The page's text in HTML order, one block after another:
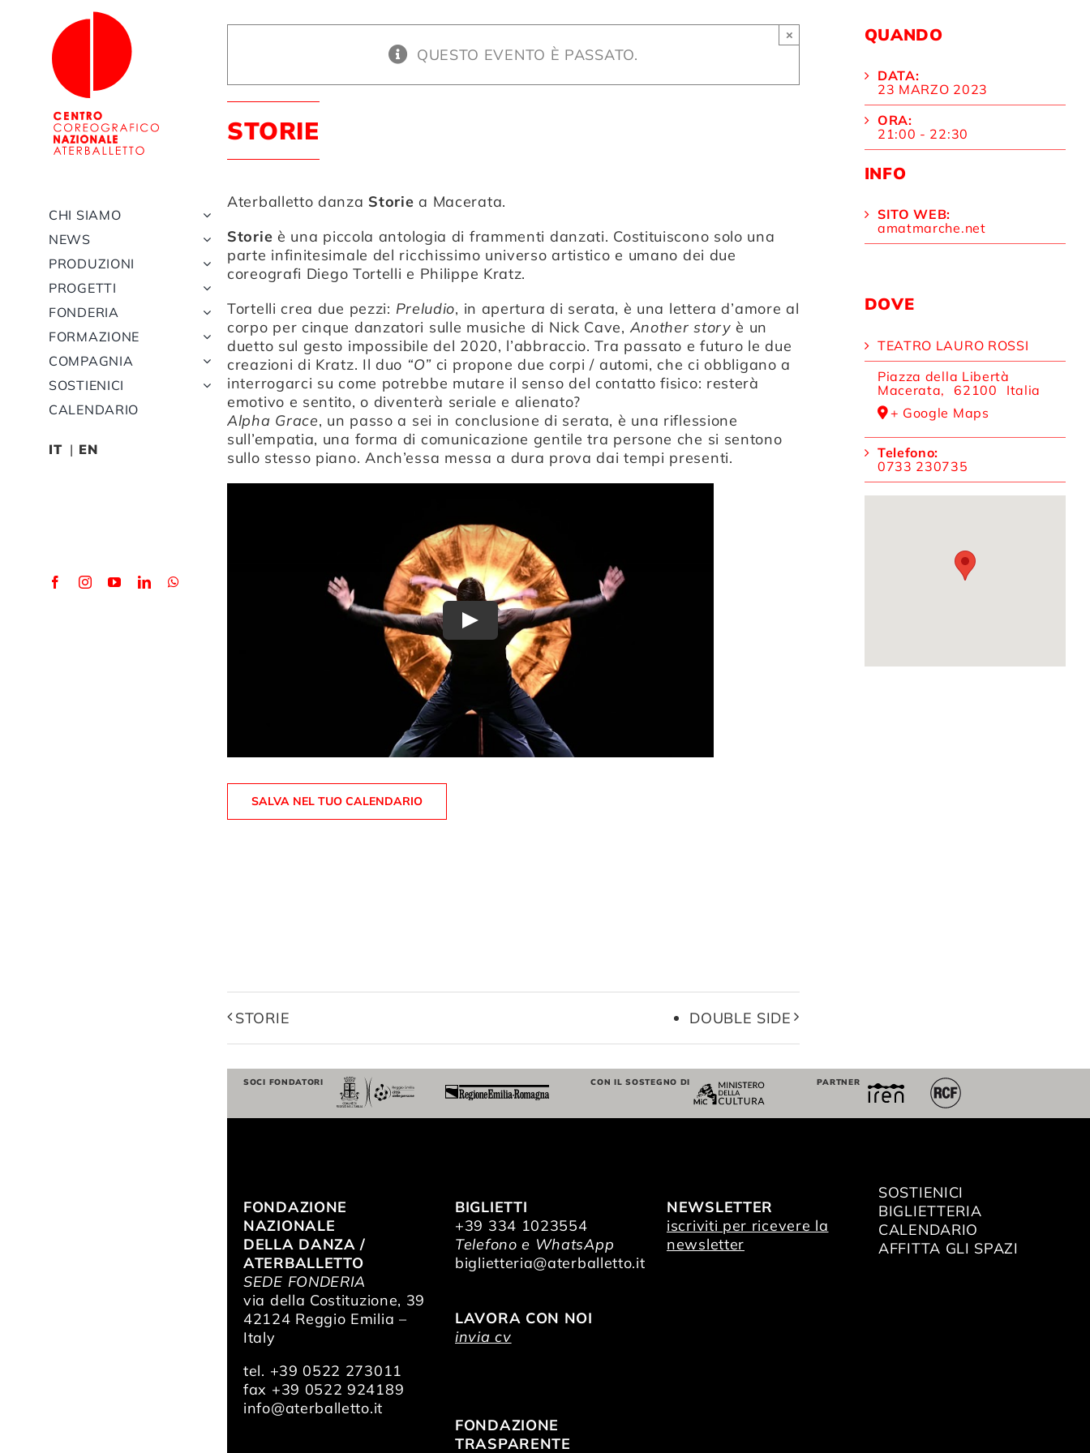
contenuto
CHI SIAMO
NEWS
PRODUZIONI
PROGETTI
FONDERIA
FORMAZIONE
COMPAGNIA
SOSTIENICI
CALENDARIO
IT EN
QUESTO EVENTO È PASSATO.
×
STORIE
Aterballetto danza Storie a Macerata.
Storie è una piccola antologia di frammenti danzati. Costituiscono solo una
parte infinitesimale del ricchissimo universo artistico e umano dei due
coreografi Diego Tortelli e Philippe Kratz.
Tortelli crea due pezzi: Preludio, in apertura di serata, è una lettera d’amore al
corpo per cinque danzatori sulle musiche di Nick Cave,Another story è un
duetto sul gesto impossibile del 2020, l’abbraccio. Tra passato e futuro le due
creazioni di Kratz. Il duo “O” ci propone due corpi / automi, che ci obbligano a
interrogarci su come potrebbe mutare il senso del contatto fisico: resterà
emotivo e sentito, o diventerà seriale e alienato?
Alpha Grace, un passo a sei in conclusione di serata, è una riflessione
sull’empatia, una forma di comunicazione gentile tra persone che si sentono
sullo stesso piano. Anch’essa messa a dura prova dai tempi presenti.
Play
SALVA NEL TUO CALENDARIO
STORIE DOUBLE SIDE
QUANDO
DATA:
23 MARZO 2023
ORA:
21:00 - 22:30
INFO
SITO WEB:
amatmarche.net
DOVE
TEATRO LAURO ROSSI
Piazza della Libertà
Macerata, 62100
Italia
+ Google Maps
Telefono:
0733 230735
SOCI FONDATORI CON IL SOSTEGNO DI PARTNER
FONDAZIONE
NAZIONALE
DELLA DANZA /
ATERBALLETTO
SEDE FONDERIA
via della Costituzione, 39
42124 Reggio Emilia –
Italy
tel. +39 0522 273011
fax +39 0522 924189
info@aterballetto.it
BIGLIETTI
+39 334 1023554
Telefono e WhatsApp
biglietteria@aterballetto.it
LAVORA CON NOI
invia cv
FONDAZIONE
TRASPARENTE
NEWSLETTER
iscriviti per ricevere la
newsletter
SOSTIENICI
BIGLIETTERIA
CALENDARIO
AFFITTA GLI SPAZI